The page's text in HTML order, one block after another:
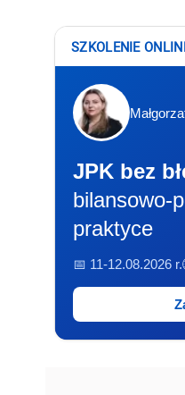
SZKOLENIE
JPK bez
bilansowo-
praktyce
📅 11-12.08.2026 r.